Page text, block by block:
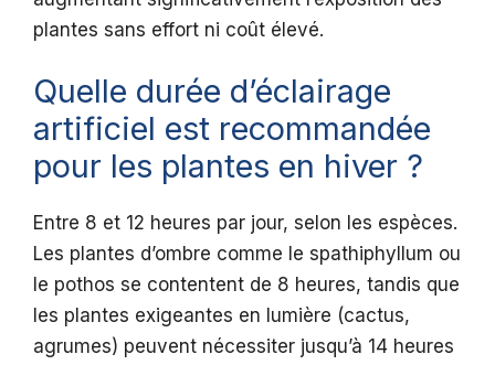
plantes sans effort ni coût élevé.
Quelle durée d’éclairage
artificiel est recommandée
pour les plantes en hiver ?
Entre 8 et 12 heures par jour, selon les espèces.
Les plantes d’ombre comme le spathiphyllum ou
le pothos se contentent de 8 heures, tandis que
les plantes exigeantes en lumière (cactus,
agrumes) peuvent nécessiter jusqu’à 14 heures